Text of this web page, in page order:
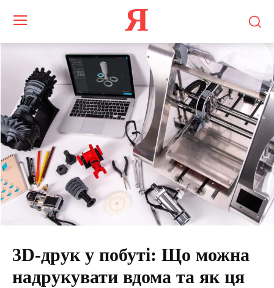
Я
3D-друк у побуті: Що можна
надрукувати вдома та як ця